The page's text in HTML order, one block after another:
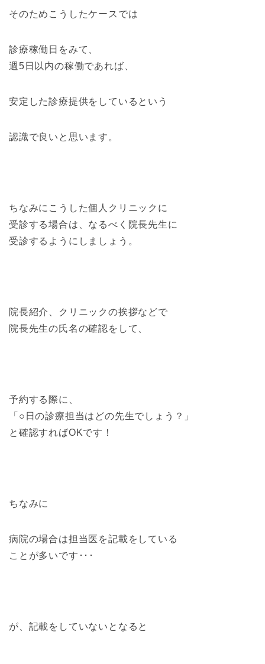
そのためこうしたケースでは
診療稼働日をみて、
週5日以内の稼働であれば、
安定した診療提供をしているという
認識で良いと思います。
ちなみにこうした個人クリニックに
受診する場合は、なるべく院長先生に
受診するようにしましょう。
院長紹介、クリニックの挨拶などで
院長先生の氏名の確認をして、
予約する際に、
「○日の診療担当はどの先生でしょう？」
と確認すればOKです！
ちなみに
病院の場合は担当医を記載をしている
ことが多いです･･･
が、記載をしていないとなると